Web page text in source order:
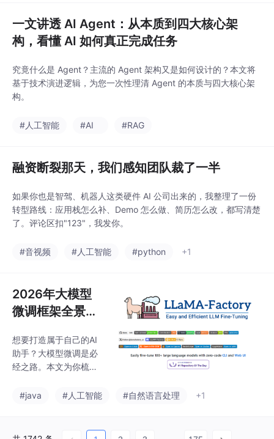
一文讲透 AI Agent：从本质到四大核心架
构，看懂 AI 如何真正完成任务
究竟什么是 Agent？主流的 Agent 架构又是如何设计的？本文将
基于技术演进逻辑，为您一次性理清 Agent 的本质与四大核心架
构。
#人工智能 #AI #RAG
融资断裂那天，我们感知团队裁了一半
如果你也是智驾、机器人这类硬件 AI 公司出来的，我整理了一份
转型路线：应用栈怎么补、Demo 怎么做、简历怎么改，都写清楚
了。评论区扣"123"，我发你。
#音视频 #人工智能 #python +1
2026年大模型
微调框架全景指
想要打造属于自己的AI
助手？大模型微调是必
经之路。本文为你梳理
和平台，助你高效完成
#java #人工智能 #自然语言处理 +1